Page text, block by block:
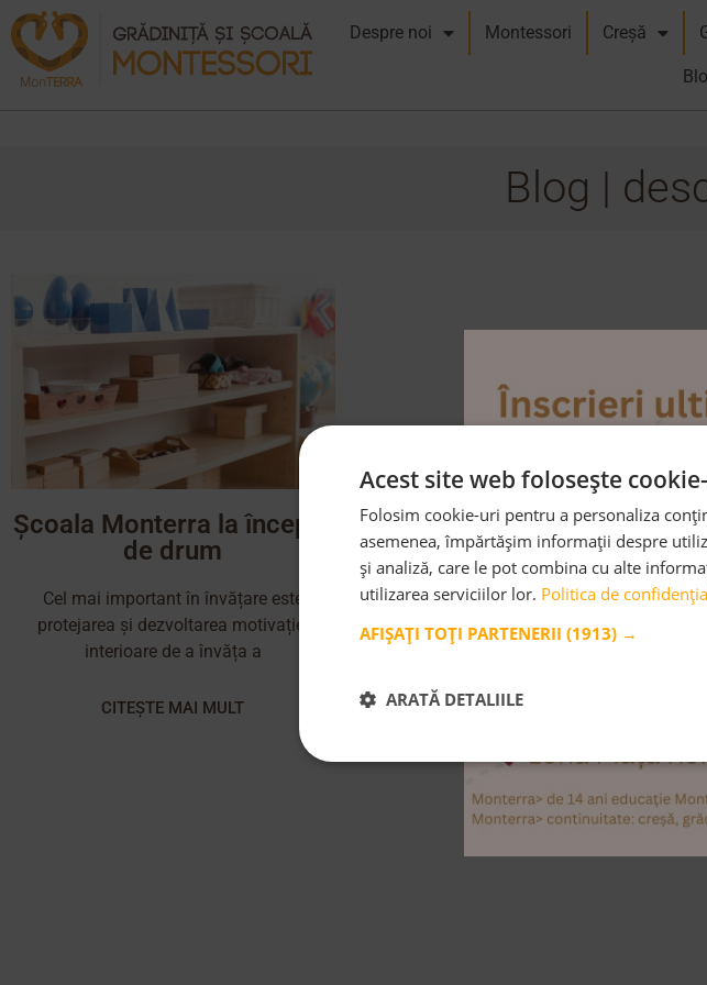
Despre noi Montessori Creșă
Blog |
Școala Monterra la început
de drum
Cel mai important în învățare este
protejarea și dezvoltarea motivației
interioare de a învăța a
CITEȘTE MAI MULT
Acest site web folosește
Folosim cookie-uri pentru a personaliza
asemenea, împărtășim informații despre
și analiză, care le pot combina cu alte
utilizarea serviciilor lor. Politica de
AFIȘAȚI TOȚI PARTENERII (1913) →
ARATĂ DETALIILE